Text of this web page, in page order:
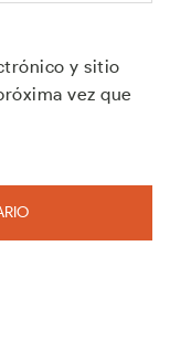
y sitio
vez que